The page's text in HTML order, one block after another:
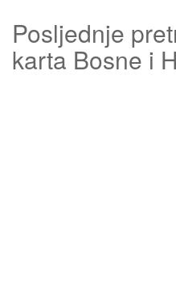
Posljednje
karta Bosne i